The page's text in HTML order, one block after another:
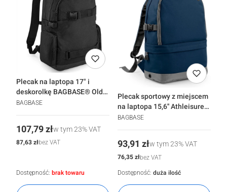
Plecak na laptopa 17" i
deskorolkę BAGBASE® Old
School
BAGBASE
Cena
107,79 złw tym23%VAT
Cena
87,63 złbez VAT
Dostępność: brak towaru
Plecak sportowy z miejscem
na laptopa 15,6'' Athleisure
BAGBASE®
BAGBASE
Cena
93,91 złw tym23%VAT
Cena
76,35 złbez VAT
Dostępność: duża ilość